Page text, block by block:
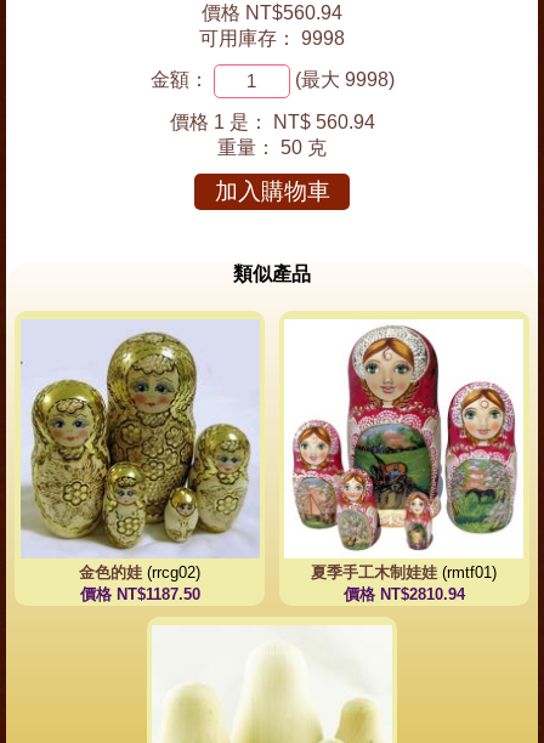
價格 NT$560.94
可用庫存： 9998
金額： (最大 9998)
價格 1 是：
NT$ 560.94
重量： 50 克
加入購物車
類似產品
金色的娃 (rrcg02)
價格 NT$1187.50
夏季手工木制娃娃(rmtf01)
價格 NT$2810.94